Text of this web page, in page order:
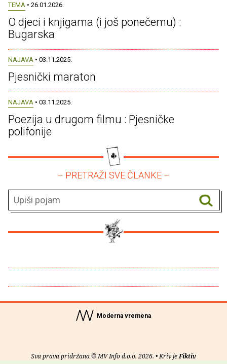
TEMA • 26.01.2026.
O djeci i knjigama (i još ponečemu) :
Bugarska
NAJAVA • 03.11.2025.
Pjesnički maraton
NAJAVA • 03.11.2025.
Poezija u drugom filmu : Pjesničke
polifonije
– PRETRAŽI SVE ČLANKE –
Moderna vremena
Sva prava pridržana © MV Info d.o.o. 2026. • Kriv jeFiktiv